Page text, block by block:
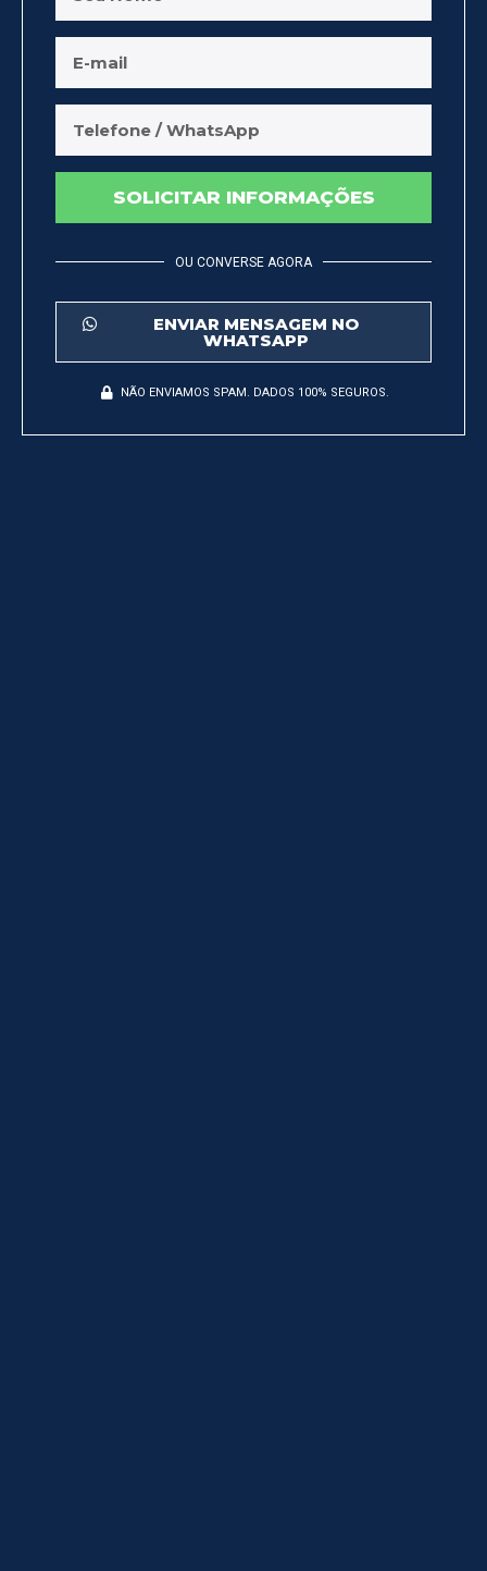
SOLICITAR INFORMAÇÕES
OU CONVERSE AGORA
ENVIAR MENSAGEM NO
WHATSAPP
NÃO ENVIAMOS SPAM. DADOS 100% SEGUROS.